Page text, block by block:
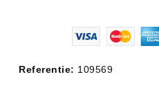
Referentie: 109569